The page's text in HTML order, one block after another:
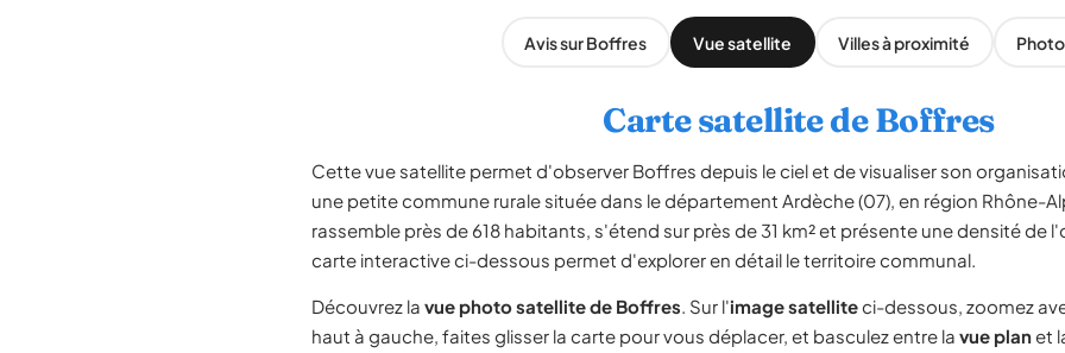
Avis sur Boffres Vue satellite Villes à proximité
Carte satellite de Boffres
Cette vue satellite permet d'observer Boffres depuis le ciel et de visualiser son
une petite commune rurale située dans le département Ardèche (07), en région Rhône-
rassemble près de 618 habitants, s'étend sur près de 31 km² et présente une densité de
carte interactive ci-dessous permet d'explorer en détail le territoire communal.
Découvrez la vue photo satellite de Boffres. Sur l'image satelliteci-dessous, zoomez
haut à gauche, faites glisser la carte pour vous déplacer, et basculez entre la vue planet